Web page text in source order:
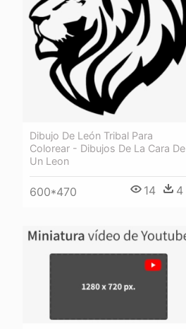
Dibujo De León Tribal Para
Colorear - Dibujos De La Cara De
Un Leon
600*470 14 4